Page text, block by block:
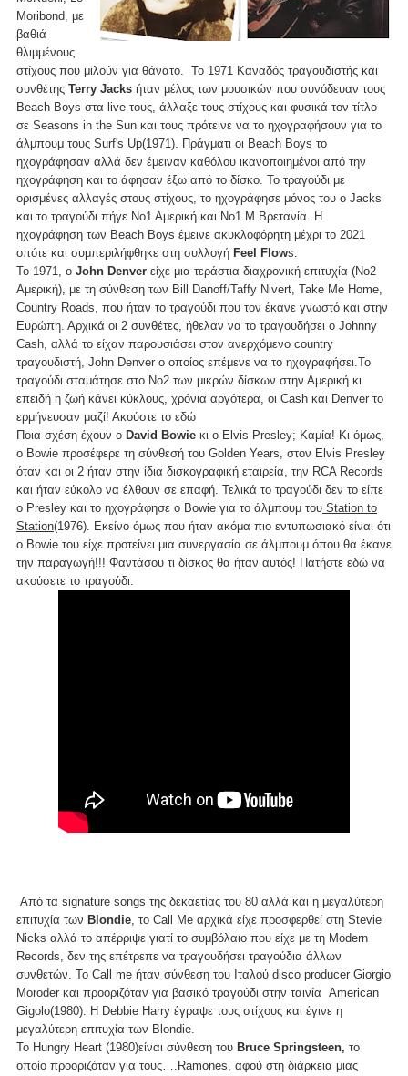
Moribond, με
βαθιά
θλιμμένους
στίχους που μιλούν για θάνατο. Το 1971 Καναδός τραγουδιστής και
συνθέτης Terry Jacks ήταν μέλος των μουσικών που συνόδευαν τους
Beach Boys στα live τους, άλλαξε τους στίχους και φυσικά τον τίτλο
σε Seasons in the Sun και τους πρότεινε να το ηχογραφήσουν για το
άλμπουμ τους Surf's Up(1971). Πράγματι οι Beach Boys το
ηχογράφησαν αλλά δεν έμειναν καθόλου ικανοποιημένοι από την
ηχογράφηση και το άφησαν έξω από το δίσκο. Το τραγούδι με
ορισμένες αλλαγές στους στίχους, το ηχογράφησε μόνος του ο Jacks
και το τραγούδι πήγε Νο1 Αμερική και Νο1 Μ.Βρετανία. Η
ηχογράφηση των Βeach Boys έμεινε ακυκλοφόρητη μέχρι το 2021
οπότε και συμπεριλήφθηκε στη συλλογή Feel Flows.
Το 1971, ο John Denver είχε μια τεράστια διαχρονική επιτυχία (Νο2
Αμερική), με τη σύνθεση των Bill Danoff/Taffy Nivert, Take Me Home,
Country Roads, που ήταν το τραγούδι που τον έκανε γνωστό και στην
Ευρώπη. Αρχικά οι 2 συνθέτες, ήθελαν να το τραγουδήσει ο Johnny
Cash, αλλά το είχαν παρουσιάσει στον ανερχόμενο country
τραγουδιστή, John Denver ο οποίος επέμενε να το ηχογραφήσει.Το
τραγούδι σταμάτησε στο Νο2 των μικρών δίσκων στην Αμερική κι
επειδή η ζωή κάνει κύκλους, χρόνια αργότερα, οι Cash και Denver το
ερμήνευσαν μαζί! Ακούστε το εδώ
Ποια σχέση έχουν ο David Bowie κι ο Elvis Presley; Καμία! Κι όμως,
ο Bowie προσέφερε τη σύνθεσή του Golden Years, στον Elvis Presley
όταν και οι 2 ήταν στην ίδια δισκογραφική εταιρεία, την RCA Records
και ήταν εύκολο να έλθουν σε επαφή. Τελικά το τραγούδι δεν το είπε
ο Presley και το ηχογράφησε ο Bowie για το άλμπουμ του Station to
Station(1976). Εκείνο όμως που ήταν ακόμα πιο εντυπωσιακό είναι ότι
ο Bowie του είχε προτείνει μια συνεργασία σε άλμπουμ όπου θα έκανε
την παραγωγή!!! Φαντάσου τι δίσκος θα ήταν αυτός! Πατήστε εδώ να
ακούσετε το τραγούδι.
Από τα signature songs της δεκαετίας του 80 αλλά και η μεγαλύτερη
επιτυχία των Blondie, το Call Me αρχικά είχε προσφερθεί στη Stevie
Nicks αλλά το απέρριψε γιατί το συμβόλαιο που είχε με τη Modern
Records, δεν της επέτρεπε να τραγουδήσει τραγούδια άλλων
συνθετών. Το Call me ήταν σύνθεση του Ιταλού disco producer Giorgio
Moroder και προοριζόταν για βασικό τραγούδι στην ταινία American
Gigolo(1980). Η Debbie Harry έγραψε τους στίχους και έγινε η
μεγαλύτερη επιτυχία των Blondie.
Το Hungry Heart (1980)είναι σύνθεση του Bruce Springsteen, το
οποίο προοριζόταν για τους….Ramones, αφού στη διάρκεια μιας